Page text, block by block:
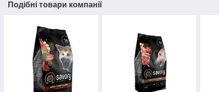
Подібні товари компанії